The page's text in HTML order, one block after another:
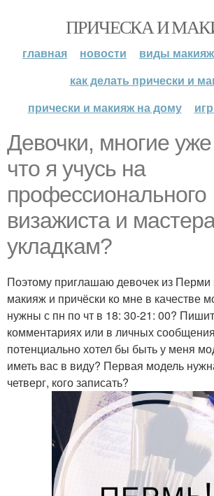
ПРИЧЕСКА И
главная новости
виды
как делать прически и
прически и макияж на дому
Девочки, многие
что я учусь на
профессионального
визажиста и
укладкам?
Поэтому приглашаю девочек из Перми
макияж и причёски ко мне в качестве
нужны с пн по чт в 18: 30-21: 00?
комментариях или в личных
потенциально хотел бы быть у меня
иметь вас в виду? Первая модель
четверг, кого записать?